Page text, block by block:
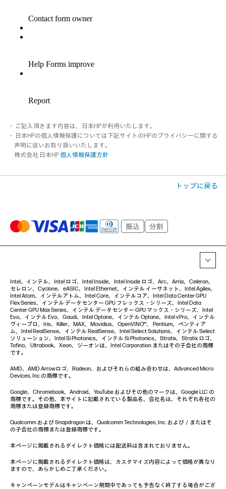
・ ご記入頂きます内容は、日本HPが利用いたします。
・ 日本HPの個人情報保護については下記サイトのHPのプライバシーに関する
声明に従いお取り扱いいたします。
株式会社 日本HP個人情報保護方針
トップに戻る
Intel、インテル、Intel ロゴ、Intel Inside、Intel Inside ロゴ、Arc、Arria、Celeron、
セレロン、Cyclone、eASIC、Intel Ethernet、インテル イーサネット、Intel Agilex、
Intel Atom、インテルアトム、Intel Core、インテルコア、Intel Data Center GPU
Flex Series、インテル データセンター GPU フレックス・シリーズ、Intel Data
Center GPU Max Series、インテル データセンター GPU マックス・シリーズ、Intel
Evo、インテル Evo、Gaudi、Intel Optane、インテル Optane、Intel vPro、インテル
ヴィープロ、Iris、Killer、MAX、Movidius、OpenVINO™、 Pentium、ペンティア
ム、Intel RealSense、インテル RealSense、Intel Select Solutions、インテル Select
ソリューション、Intel Si Photonics、インテル Si Photonics、Stratix、Stratix ロゴ、
Tofino、Ultrabook、Xeon、ジーオンは、Intel Corporation またはその子会社の商標
です。
AMD、AMD Arrowロゴ、Radeon、およびそれらの組み合わせは、Advanced Micro
Devices, Inc.の商標です。
Google、Chromebook、Android、YouTube およびその他のマークは、Google LLC の
商標です。その他、本サイトに記載されている製品名、会社名は、それぞれ各社の
商標または登録商標です。
Qualcomm および Snapdragon は、Qualcomm Technologies, Inc. および／またはそ
の子会社の商標または登録商標です。
本ページに掲載されるダイレクト価格には配送料は含まれておりません。
本ページに掲載されるダイレクト価格は、カスタマイズ内容によって価格が異なり
ますので、あらかじめご了承ください。
キャンペーンモデルはキャンペーン期間中であっても予告なく終了する場合がござ